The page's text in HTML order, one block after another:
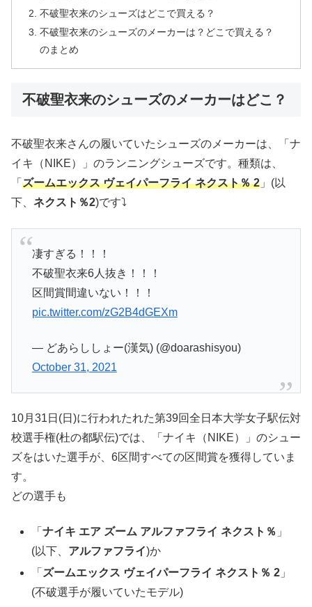
不破聖衣来のシューズはどこで買える？
不破聖衣来のシューズのメーカーは？どこで買える？
のまとめ
不破聖衣来のシューズのメーカーはどこ？
不破聖衣来さんの履いていたシューズのメーカーは、「ナ
イキ（NIKE）」のランニングシューズです。種類は、
「 ズームエックス ヴェイパーフライ ネクスト％ 2 」(以
下、 ネクスト％2)です⤵
凄すぎる！！！
不破聖衣来6人抜き！！！
区間賞間違いない！！！
pic.twitter.com/zG2B4dGEXm
— どあらししょー(漢気) (@doarashisyou)
October 31, 2021
10月31日(日)に行われたれた第39回全日本大学女子駅伝対
校選手権(杜の都駅伝)では、「ナイキ（NIKE）」のシュー
ズをはいた選手が、6区間すべての区間賞を獲得していま
す。
どの選手も
「ナイキ エア ズーム アルファフライ ネクスト％ 」
(以下、 アルファフライ)か
「 ズームエックス ヴェイパーフライ ネクスト％ 2 」
(不破選手が履いていたモデル)